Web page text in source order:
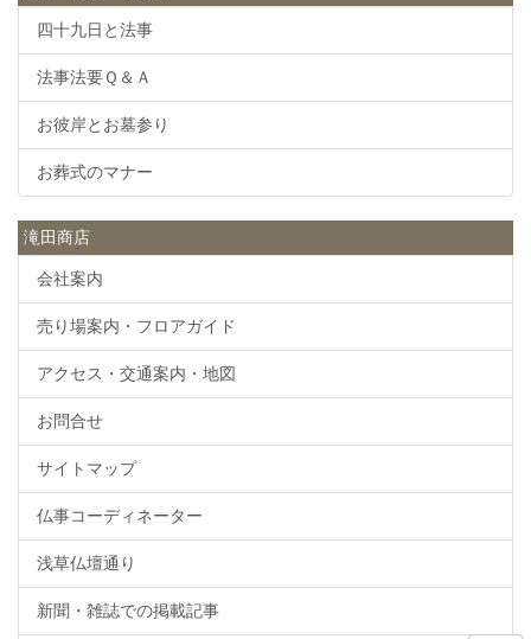
四十九日と法事
法事法要Ｑ＆Ａ
お彼岸とお墓参り
お葬式のマナー
滝田商店
会社案内
売り場案内・フロアガイド
アクセス・交通案内・地図
お問合せ
サイトマップ
仏事コーディネーター
浅草仏壇通り
新聞・雑誌での掲載記事